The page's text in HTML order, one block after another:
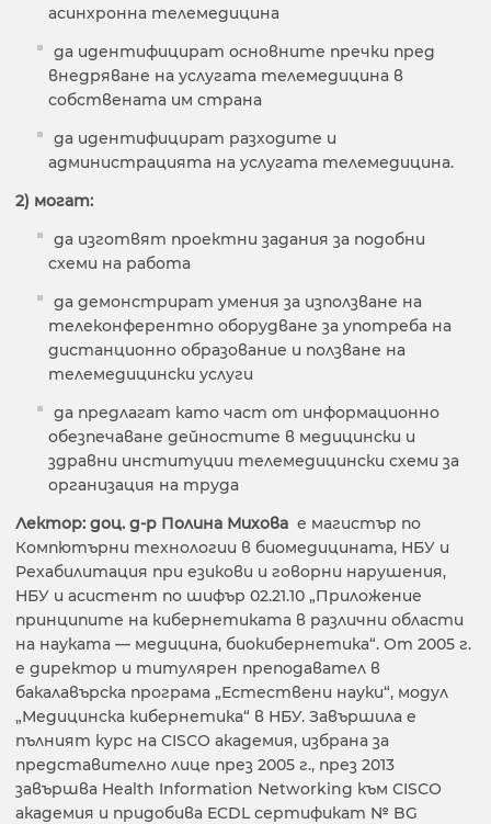
асинхронна телемедицина
да идентифицират основните пречки пред
внедряване на услугата телемедицина в
собствената им страна
да идентифицират разходите и
администрацията на услугата телемедицина.
2) могат:
да изготвят проектни задания за подобни
схеми на работа
да демонстрират умения за използване на
телеконферентно оборудване за употреба на
дистанционно образование и ползване на
телемедицински услуги
да предлагат като част от информационно
обезпечаване дейностите в медицински и
здравни институции телемедицински схеми за
организация на труда
Лектор: доц. д-р Полина Михова е магистър по
Компютърни технологии в биомедицината, НБУ и
Рехабилитация при езикови и говорни нарушения,
НБУ и асистент по шифър 02.21.10 „Приложение
принципите на кибернетиката в различни области
на науката — медицина, биокибернетика“. От 2005 г.
е директор и титулярен преподавател в
бакалавърска програма „Естествени науки“, модул
„Медицинска кибернетика“ в НБУ. Завършила е
пълният курс на СISСО академия, избрана за
представително лице през 2005 г., през 2013
завършва Health Information Networking към СISСО
академия и придобива ECDL сертификат № BG